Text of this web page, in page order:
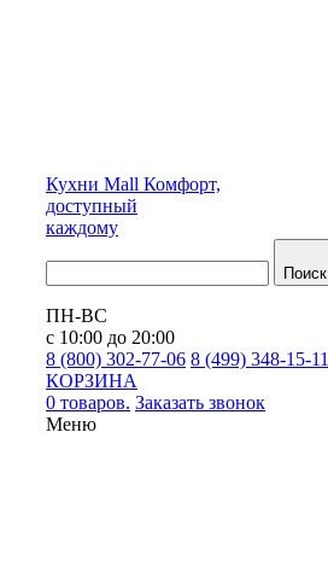
Кухни Mall Комфорт,
доступный
каждому
Поиск
ПН-ВС
с 10:00 до 20:00
8 (800) 302-77-06 8 (499) 348-15-11
КОРЗИНА
0 товаров. Заказать звонок
Меню